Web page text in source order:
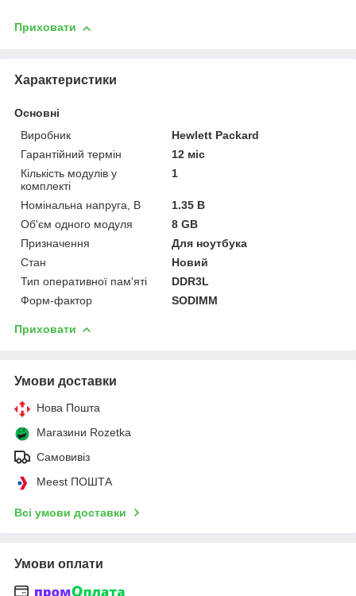
Приховати
Характеристики
Основні
Виробник
Hewlett Packard
Гарантійний термін
12 міс
Кількість модулів у
комплекті
1
Номінальна напруга, В
1.35 В
Об'єм одного модуля
8 GB
Призначення
Для ноутбука
Стан
Новий
Тип оперативної пам'яті
DDR3L
Форм-фактор
SODIMM
Приховати
Умови доставки
Нова Пошта
Магазини Rozetka
Самовивіз
Meest ПОШТА
Всі умови доставки
Умови оплати